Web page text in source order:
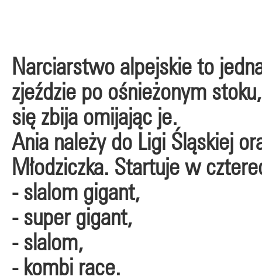
Narciarstwo alpejskie to
zjeździe po ośnieżonym
się zbija omijając je.
Ania należy do Ligi Śląskiej
Młodziczka. Startuje w
- slalom gigant,
- super gigant,
- slalom,
- kombi race.